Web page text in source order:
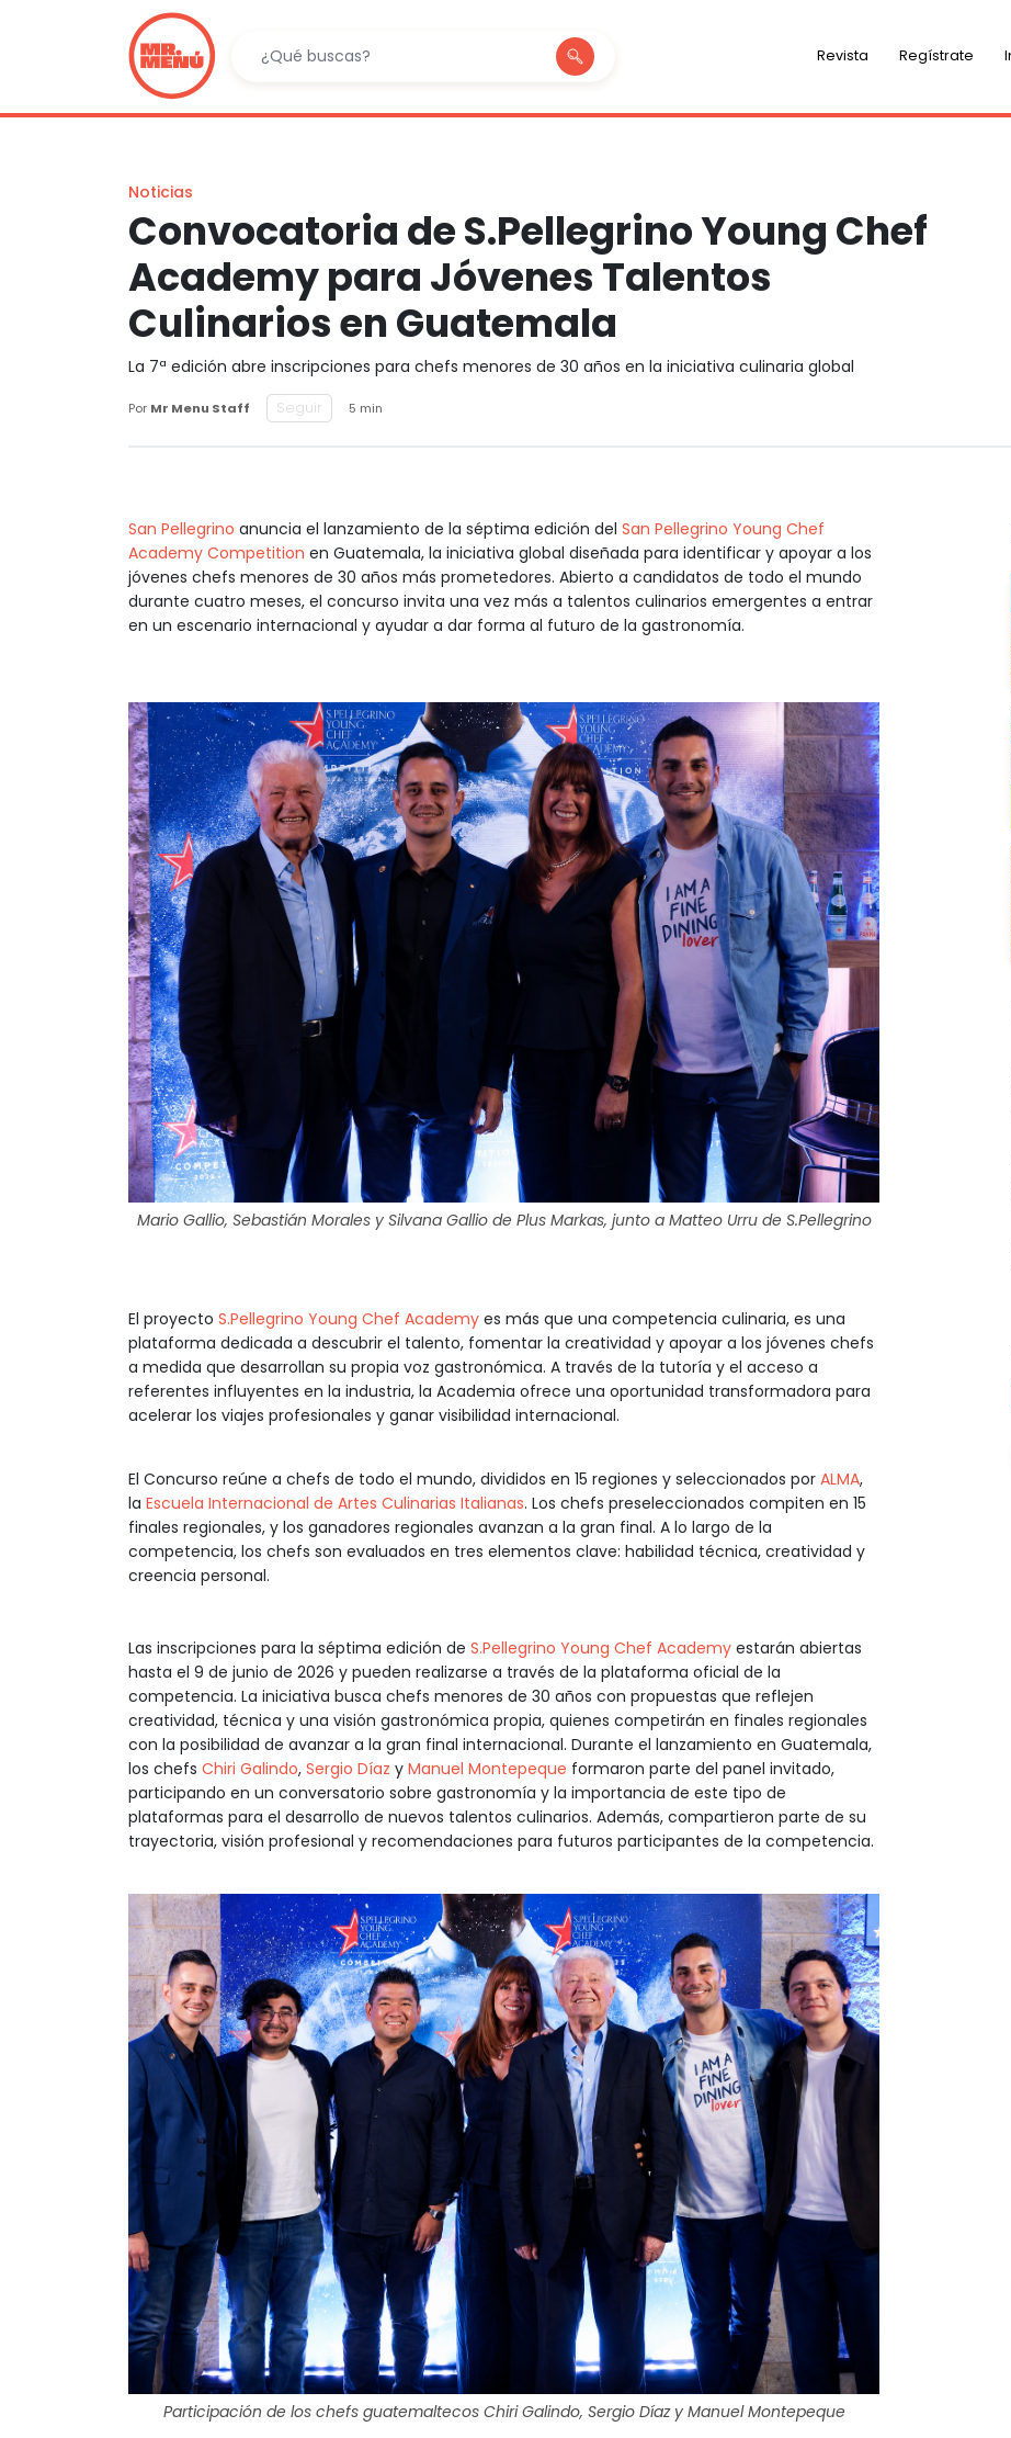
Revista Regístrate
Noticias
Convocatoria de S.Pellegrino Young Chef
Academy para Jóvenes Talentos
Culinarios en Guatemala
La 7ª edición abre inscripciones para chefs menores de 30 años en la iniciativa culinaria global
Por Mr Menu Staff Seguir 5 min
San Pellegrino anuncia el lanzamiento de la séptima edición del San Pellegrino Young Chef
Academy Competition en Guatemala, la iniciativa global diseñada para identificar y apoyar a los
jóvenes chefs menores de 30 años más prometedores. Abierto a candidatos de todo el mundo
durante cuatro meses, el concurso invita una vez más a talentos culinarios emergentes a entrar
en un escenario internacional y ayudar a dar forma al futuro de la gastronomía.
Mario Gallio, Sebastián Morales y Silvana Gallio de Plus Markas, junto a Matteo Urru de S.Pellegrino
El proyecto S.Pellegrino Young Chef Academy es más que una competencia culinaria, es una
plataforma dedicada a descubrir el talento, fomentar la creatividad y apoyar a los jóvenes chefs
a medida que desarrollan su propia voz gastronómica. A través de la tutoría y el acceso a
referentes influyentes en la industria, la Academia ofrece una oportunidad transformadora para
acelerar los viajes profesionales y ganar visibilidad internacional.
El Concurso reúne a chefs de todo el mundo, divididos en 15 regiones y seleccionados por ALMA,
la Escuela Internacional de Artes Culinarias Italianas. Los chefs preseleccionados compiten en 15
finales regionales, y los ganadores regionales avanzan a la gran final. A lo largo de la
competencia, los chefs son evaluados en tres elementos clave: habilidad técnica, creatividad y
creencia personal.
Las inscripciones para la séptima edición de S.Pellegrino Young Chef Academy estarán abiertas
hasta el 9 de junio de 2026 y pueden realizarse a través de la plataforma oficial de la
competencia. La iniciativa busca chefs menores de 30 años con propuestas que reflejen
creatividad, técnica y una visión gastronómica propia, quienes competirán en finales regionales
con la posibilidad de avanzar a la gran final internacional. Durante el lanzamiento en Guatemala,
los chefs Chiri Galindo, Sergio Díaz y Manuel Montepeque formaron parte del panel invitado,
participando en un conversatorio sobre gastronomía y la importancia de este tipo de
plataformas para el desarrollo de nuevos talentos culinarios. Además, compartieron parte de su
trayectoria, visión profesional y recomendaciones para futuros participantes de la competencia.
Participación de los chefs guatemaltecos Chiri Galindo, Sergio Díaz y Manuel Montepeque